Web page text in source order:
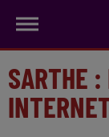
SARTHE